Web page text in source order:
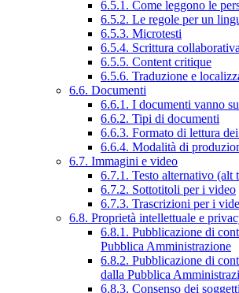
6.5.1. Come leggono le
6.5.2. Le regole per un
6.5.3. Microtesti
6.5.4. Scrittura collaborativa
6.5.5. Content critique
6.5.6. Traduzione e
6.6. Documenti
6.6.1. I documenti vanno
6.6.2. Tipi di documenti
6.6.3. Formato di lettura
6.6.4. Modalità di
6.7. Immagini e video
6.7.1. Testo alternativo (alt
6.7.2. Sottotitoli per i video
6.7.3. Trascrizioni per i
6.8. Proprietà intellettuale e
6.8.1. Pubblicazione di
Pubblica Amministrazione
6.8.2. Pubblicazione di
dalla Pubblica
6.8.3. Consenso dei